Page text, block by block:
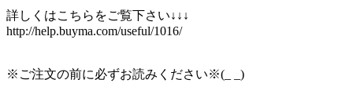
詳しくはこちらをご覧下さい↓↓↓
http://help.buyma.com/useful/1016/
※ご注文の前に必ずお読みください※(_ _)